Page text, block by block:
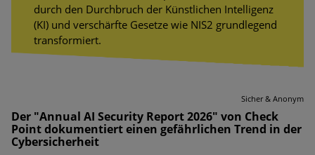
durch den Durchbruch der Künstlichen Intelligenz
(KI) und verschärfte Gesetze wie NIS2 grundlegend
transformiert.
Sicher & Anonym
Der "Annual AI Security Report 2026" von Check
Point dokumentiert einen gefährlichen Trend in der
Cybersicherheit